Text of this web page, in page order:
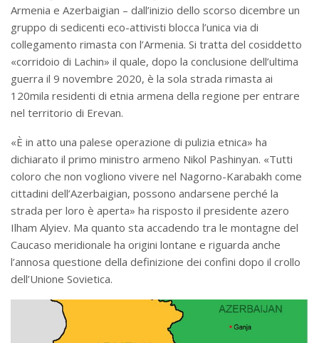
Armenia e Azerbaigian – dall’inizio dello scorso dicembre un
gruppo di sedicenti eco-attivisti blocca l’unica via di
collegamento rimasta con l’Armenia. Si tratta del cosiddetto
«corridoio di Lachin» il quale, dopo la conclusione dell’ultima
guerra il 9 novembre 2020, è la sola strada rimasta ai
120mila residenti di etnia armena della regione per entrare
nel territorio di Erevan.
«È in atto una palese operazione di pulizia etnica» ha
dichiarato il primo ministro armeno Nikol Pashinyan. «Tutti
coloro che non vogliono vivere nel Nagorno-Karabakh come
cittadini dell’Azerbaigian, possono andarsene perché la
strada per loro è aperta» ha risposto il presidente azero
Ilham Alyiev. Ma quanto sta accadendo tra le montagne del
Caucaso meridionale ha origini lontane e riguarda anche
l’annosa questione della definizione dei confini dopo il crollo
dell’Unione Sovietica.